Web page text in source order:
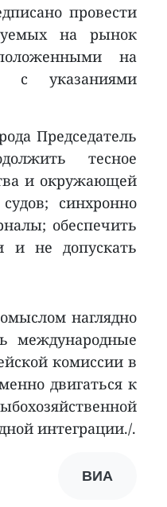
провести
на рынок
на
с указаниями
Председатель
тесное
и окружающей
синхронно
обеспечить
и не допускать
наглядно
международные
комиссии в
двигаться к
интеграции./.
ВИА